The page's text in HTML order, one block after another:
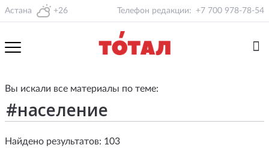
Астана +26 Телефон редакции: +7 700 978-78-54
Вы искали все материалы по теме:
Найдено результатов: 103